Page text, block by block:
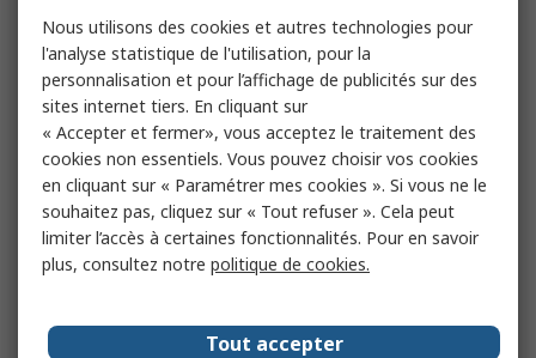
Nous utilisons des cookies et autres technologies pour
l'analyse statistique de l'utilisation, pour la
personnalisation et pour l’affichage de publicités sur des
sites internet tiers. En cliquant sur
« Accepter et fermer», vous acceptez le traitement des
cookies non essentiels. Vous pouvez choisir vos cookies
en cliquant sur « Paramétrer mes cookies ». Si vous ne le
souhaitez pas, cliquez sur « Tout refuser ». Cela peut
limiter l’accès à certaines fonctionnalités. Pour en savoir
plus, consultez notre politique de cookies.
Tout accepter